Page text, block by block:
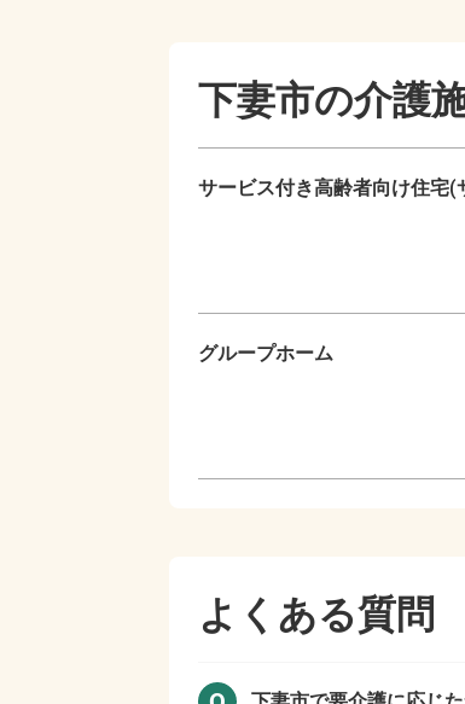
下妻市の介護
サービス付き高齢者向け住宅(
グループホーム
よくある質問